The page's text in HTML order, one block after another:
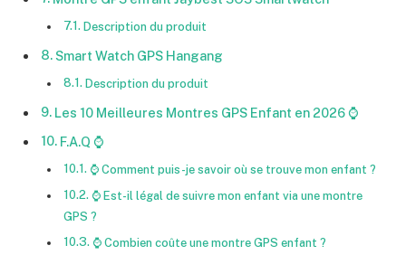
Description du produit
Smart Watch GPS Hangang
Description du produit
Les 10 Meilleures Montres GPS Enfant en 2026 ⌚
F.A.Q ⌚
⌚ Comment puis-je savoir où se trouve mon enfant ?
⌚ Est-il légal de suivre mon enfant via une montre
GPS ?
⌚ Combien coûte une montre GPS enfant ?